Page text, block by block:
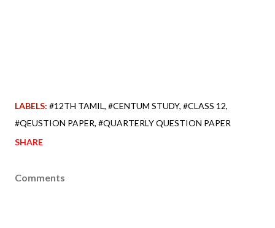
LABELS: #12TH TAMIL #CENTUM STUDY #CLASS 12
#QEUSTION PAPER #QUARTERLY QUESTION PAPER
SHARE
Comments